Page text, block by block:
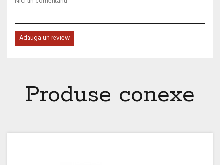
Adauga un review
Produse conexe